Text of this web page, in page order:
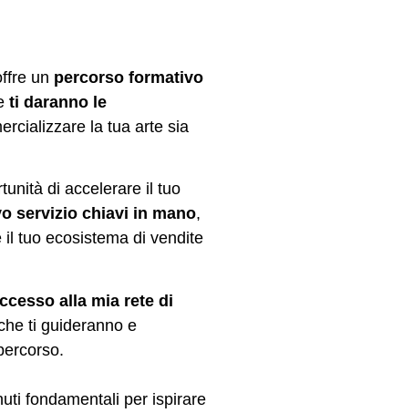
un percorso formativo
ti daranno le
la tua arte sia
di accelerare il tuo
servizio chiavi in mano,
tuo ecosistema di vendite
alla mia rete di
ti guideranno e
fondamentali per ispirare